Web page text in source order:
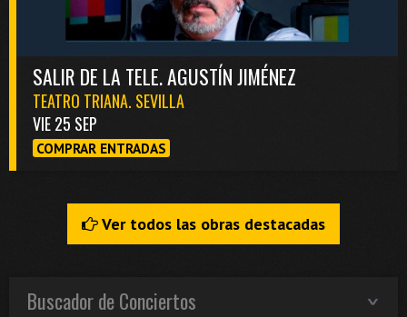
SALIR DE LA TELE. AGUSTÍN JIMÉNEZ
TEATRO TRIANA. SEVILLA
VIE 25 SEP
COMPRAR ENTRADAS
Ver todos las obras destacadas
Buscador de Conciertos